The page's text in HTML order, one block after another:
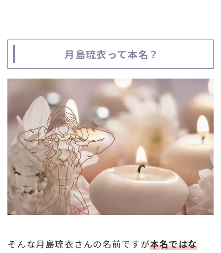
月島琉衣って本名？
そんな月島琉衣さんの名前ですが本名ではな